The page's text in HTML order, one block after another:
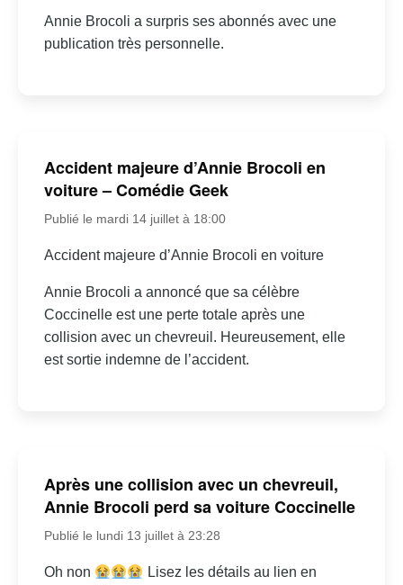
Annie Brocoli a surpris ses abonnés avec une
publication très personnelle.
Accident majeure d’Annie Brocoli en
voiture – Comédie Geek
Publié le mardi 14 juillet à 18:00
Accident majeure d’Annie Brocoli en voiture
Annie Brocoli a annoncé que sa célèbre
Coccinelle est une perte totale après une
collision avec un chevreuil. Heureusement, elle
est sortie indemne de l’accident.
Après une collision avec un chevreuil,
Annie Brocoli perd sa voiture Coccinelle
Publié le lundi 13 juillet à 23:28
Oh non
Lisez les détails au lien en